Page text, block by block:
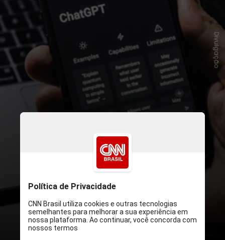
“Ouvimos questionamentos sobre
como escolhemos as vozes no
ChatGPT, especialmente a da Sky
[...]”, escreveu a empresa no X,
antigo Twitter
Divulgação